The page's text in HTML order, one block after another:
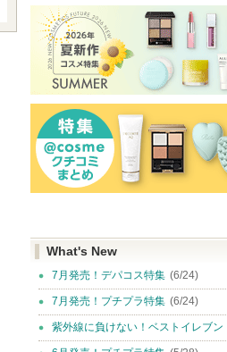
What's New
7月発売！デパコス特集 (6/24)
7月発売！プチプラ特集 (6/24)
紫外線に負けない！ベストイレブン